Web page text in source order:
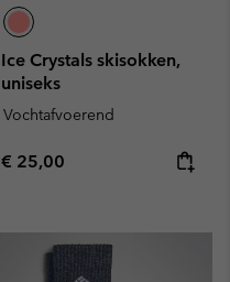
Ice Crystals skisokken,
uniseks
Vochtafvoerend
Regular price:
€ 25,00